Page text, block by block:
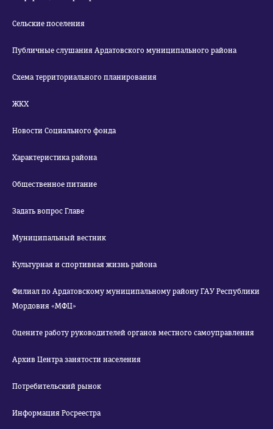
Сельские поселения
Публичные слушания Ардатовского муниципального района
Схема территориального планирования
ЖКХ
Новости Социального фонда
Характеристика района
Общественное питание
Задать вопрос Главе
Муниципальный вестник
Культурная и спортивная жизнь района
Филиал по Ардатовскому муниципальному району ГАУ Республики
Мордовия «МФЦ»
Оцените работу руководителей органов местного самоуправления
Архив Центра занятости населения
Потребительский рынок
Информация Росреестра